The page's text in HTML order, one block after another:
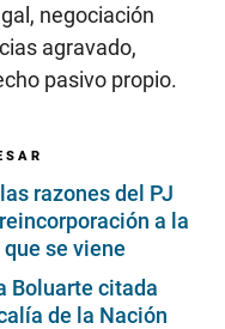
negociación
agravado,
pasivo propio.
razones del PJ
a la
se viene
Boluarte citada
de la Nación